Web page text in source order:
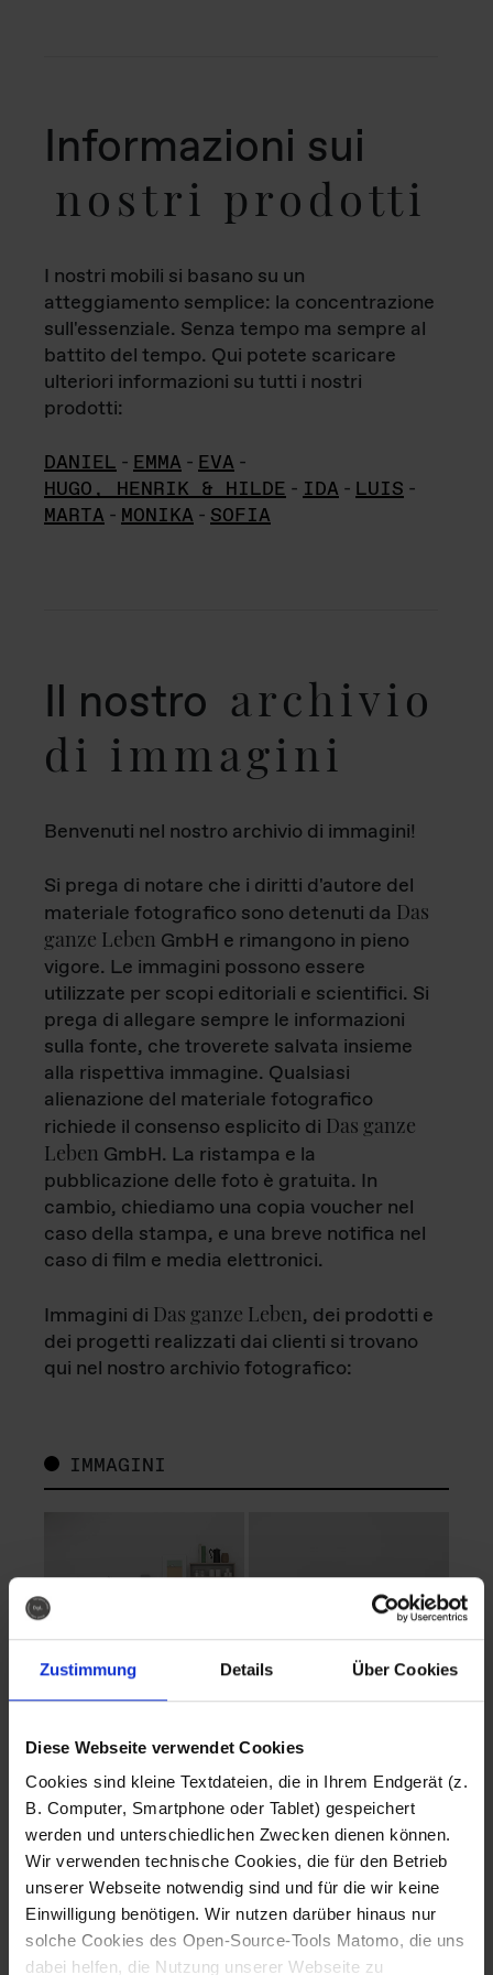
Zustimmung Details Über Cookies
Diese Webseite verwendet Cookies
Cookies sind kleine Textdateien, die in Ihrem Endgerät (z.
B. Computer, Smartphone oder Tablet) gespeichert
werden und unterschiedlichen Zwecken dienen können.
Wir verwenden technische Cookies, die für den Betrieb
unserer Webseite notwendig sind und für die wir keine
Einwilligung benötigen. Wir nutzen darüber hinaus nur
solche Cookies des Open-Source-Tools Matomo, die uns
dabei helfen, die Nutzung unserer Webseite zu
Informazioni sui
nostri prodotti
I nostri mobili si basano su un
atteggiamento semplice: la concentrazione
sull'essenziale. Senza tempo ma sempre al
battito del tempo. Qui potete scaricare
ulteriori informazioni su tutti i nostri
prodotti:
DANIEL - EMMA - EVA -
HUGO, HENRIK & HILDE - IDA - LUIS -
MARTA - MONIKA - SOFIA
Il nostro archivio
di immagini
Benvenuti nel nostro archivio di immagini!
Si prega di notare che i diritti d'autore del
materiale fotografico sono detenuti da Das
ganze Leben GmbH e rimangono in pieno
vigore. Le immagini possono essere
utilizzate per scopi editoriali e scientifici. Si
prega di allegare sempre le informazioni
sulla fonte, che troverete salvata insieme
alla rispettiva immagine. Qualsiasi
alienazione del materiale fotografico
richiede il consenso esplicito di Das ganze
Leben GmbH. La ristampa e la
pubblicazione delle foto è gratuita. In
cambio, chiediamo una copia voucher nel
caso della stampa, e una breve notifica nel
caso di film e media elettronici.
Immagini di Das ganze Leben, dei prodotti e
dei progetti realizzati dai clienti si trovano
qui nel nostro archivio fotografico:
IMMAGINI
Fotografo: Lorenz
Sternbach
Download
Fotografo: Lorenz
Sternbach
Download